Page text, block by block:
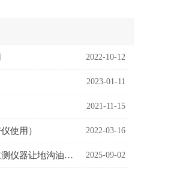
2022-10-12
2023-01-11
2021-11-15
使用） 2022-03-16
煎炸油酸价超标？酸价过氧化值速测仪器让地沟油无所遁形！ 2025-09-02